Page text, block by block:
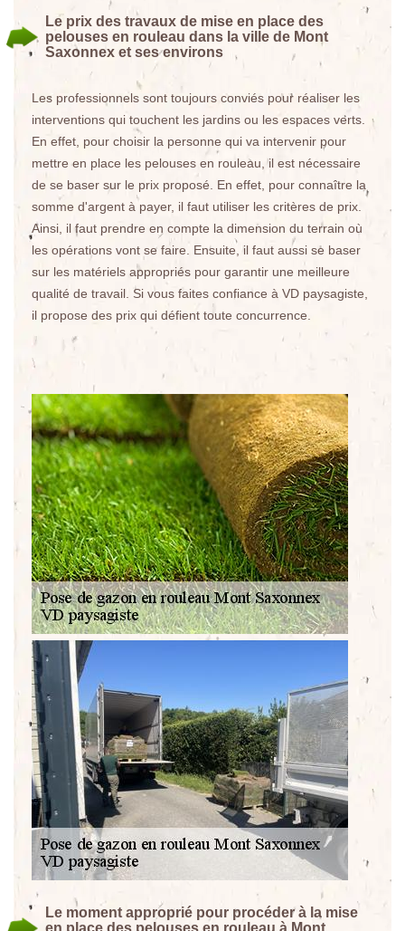
Le prix des travaux de mise en place des
pelouses en rouleau dans la ville de Mont
Saxonnex et ses environs
Les professionnels sont toujours conviés pour réaliser les
interventions qui touchent les jardins ou les espaces verts.
En effet, pour choisir la personne qui va intervenir pour
mettre en place les pelouses en rouleau, il est nécessaire
de se baser sur le prix proposé. En effet, pour connaître la
somme d'argent à payer, il faut utiliser les critères de prix.
Ainsi, il faut prendre en compte la dimension du terrain où
les opérations vont se faire. Ensuite, il faut aussi se baser
sur les matériels appropriés pour garantir une meilleure
qualité de travail. Si vous faites confiance à VD paysagiste,
il propose des prix qui défient toute concurrence.
Le moment approprié pour procéder à la mise
en place des pelouses en rouleau à Mont